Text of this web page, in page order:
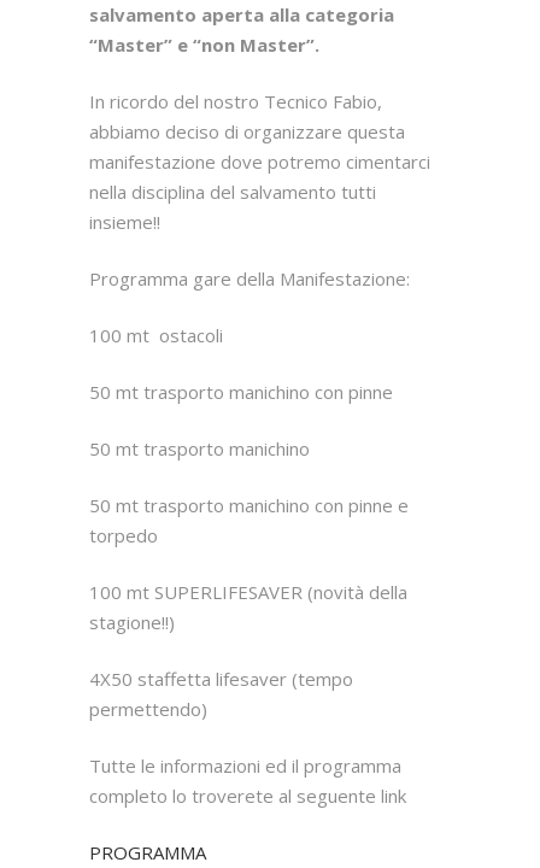
salvamento aperta alla categoria
“Master” e “non Master”.
In ricordo del nostro Tecnico Fabio,
abbiamo deciso di organizzare questa
manifestazione dove potremo cimentarci
nella disciplina del salvamento tutti
insieme!!
Programma gare della Manifestazione:
100 mt ostacoli
50 mt trasporto manichino con pinne
50 mt trasporto manichino
50 mt trasporto manichino con pinne e
torpedo
100 mt SUPERLIFESAVER (novità della
stagione!!)
4X50 staffetta lifesaver (tempo
permettendo)
Tutte le informazioni ed il programma
completo lo troverete al seguente link
PROGRAMMA